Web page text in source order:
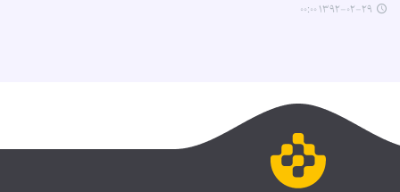
۱۳۹۲-۰۲-۲۹ ۰۰:۰۰